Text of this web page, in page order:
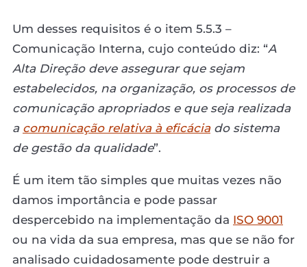
Um desses requisitos é o item 5.5.3 –
Comunicação Interna, cujo conteúdo diz: “A
Alta Direção deve assegurar que sejam
estabelecidos, na organização, os processos de
comunicação apropriados e que seja realizada
a comunicação relativa à eficáciado sistema
de gestão da qualidade”.
É um item tão simples que muitas vezes não
damos importância e pode passar
despercebido na implementação da ISO 9001
ou na vida da sua empresa, mas que se não for
analisado cuidadosamente pode destruir a